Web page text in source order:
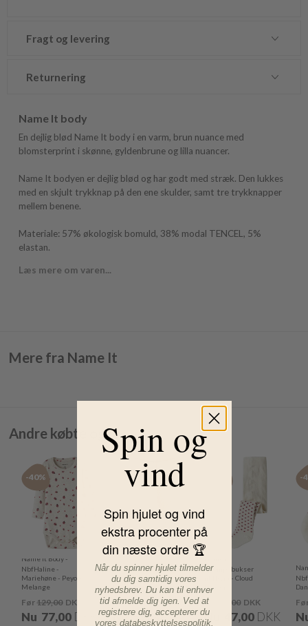
Fragt og levering
Returnering
Name It body
En dejlig blød Name It body i en varm, brun nuance med
blomsterprint i skønne, gyldenbrune og lilla nuancer.
Name It bodyen er dejlig blød og har godt med stræk. Den lukkes
med en skjult trykknap på den ene skulder, samt tre trykknapper
mellem benene.
Materiale: 57% økologisk bomuld, 38% modal TENCEL, 5%
elastan.
Læs mere om varen...
Mere fra Name It
Andre købte også
-40%
Name It Body -
NbfHaline -
Mariehøne - Peyote
Melange
Før 129,00DKK
Nu 77,00 DKK
-40%
Name It Leggings -
Kab - Satellite
Melange
Før99,00DKK
Nu59,00DKK
Strømpebukser
nbfByra - Cloud
Dancer
Før 79,00 DKK
Nu 47,00 DKK
-
Spin og
vind
Spin hjulet og vind
ekstra procenter på
din næste ordre 🏆
Når du spinner hjulet tilmelder
du dig samtidig vores
nyhedsbrev. Du kan til enhver
tid afmelde dig igen. Ved at
registrere dig, accepterer du
vores databeskyttelsespolitik.